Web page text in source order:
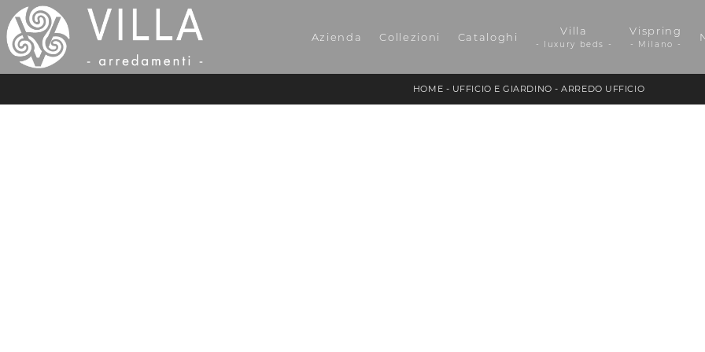
Azienda Collezioni Cataloghi Villa
- luxury beds -
Vispring
- Milano -
HOME - UFFICIO E GIARDINO -ARREDO UFFICIO